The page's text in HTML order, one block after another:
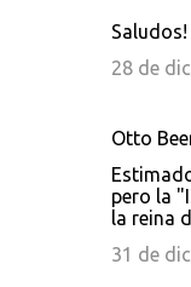
Saludos!
28 de
Otto
pero la
la reina
31 de